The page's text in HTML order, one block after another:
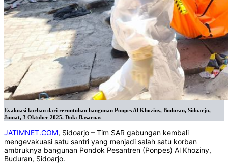
Evakuasi korban dari reruntuhan bangunan Ponpes Al Khoziny, Buduran, Sidoarjo,
Jumat, 3 Oktober 2025. Dok: Basarnas
JATIMNET.COM, Sidoarjo – Tim SAR gabungan kembali
mengevakuasi satu santri yang menjadi salah satu korban
ambruknya bangunan Pondok Pesantren (Ponpes) Al Khoziny,
Buduran, Sidoarjo.